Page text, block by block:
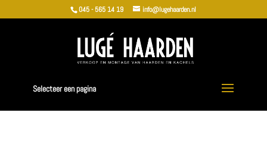
045 - 565 14 19 info@lugehaarden.nl
Selecteer een pagina